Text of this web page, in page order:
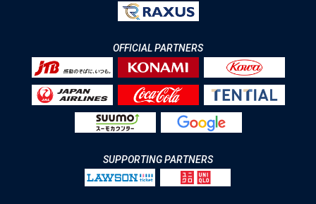
OFFICIAL PARTNERS
SUPPORTING PARTNERS